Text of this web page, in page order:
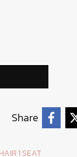
Share
1 SEAT